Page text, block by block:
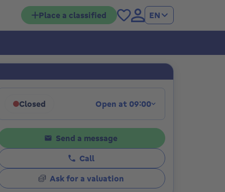
Place a classified EN
Closed Open at 09:00
Click to display opening hours
Send a message
Call
Ask for a valuation